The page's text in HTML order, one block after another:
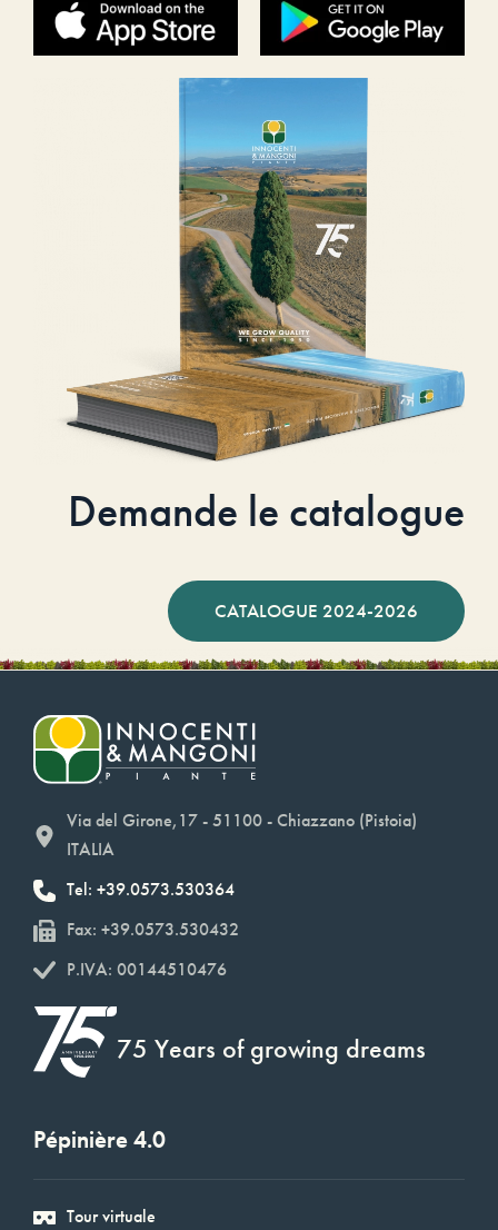
Demande le catalogue
CATALOGUE 2024-2026
Via del Girone,17 - 51100 - Chiazzano (Pistoia)
ITALIA
Tel: +39.0573.530364
Fax: +39.0573.530432
P.IVA: 00144510476
75 Years of growing dreams
Pépinière 4.0
Tour virtuale